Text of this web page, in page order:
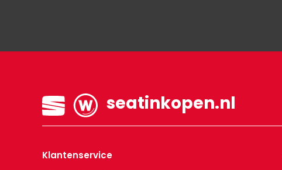
seatinkopen.nl
Klantenservice